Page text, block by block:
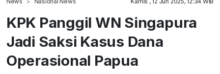
KPK Panggil WN Singapura
Jadi Saksi Kasus Dana
Operasional Papua